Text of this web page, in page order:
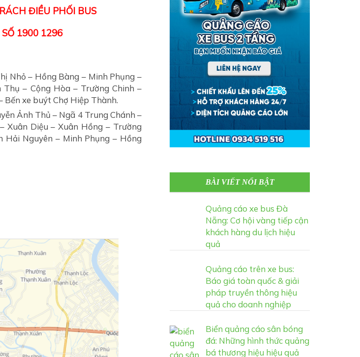
ĐIỀU PHỐI BUS
1900 1296
Nhỏ – Hồng Bàng – Minh Phụng –
– Cộng Hòa – Trường Chinh –
Bến xe buýt Chợ Hiệp Thành.
Ảnh Thủ – Ngã 4 Trung Chánh –
Xuân Diệu – Xuân Hồng – Trường
Hải Nguyên – Minh Phụng – Hồng
BÀI VIẾT NỔI BẬT
Quảng cáo xe bus Đà
Nẵng: Cơ hội vàng tiếp cận
khách hàng du lịch hiệu
quả
Quảng cáo trên xe bus:
Báo giá toàn quốc & giải
pháp truyền thông hiệu
quả cho doanh nghiệp
Biển quảng cáo sân bóng
đá: Những hình thức quảng
bá thương hiệu hiệu quả